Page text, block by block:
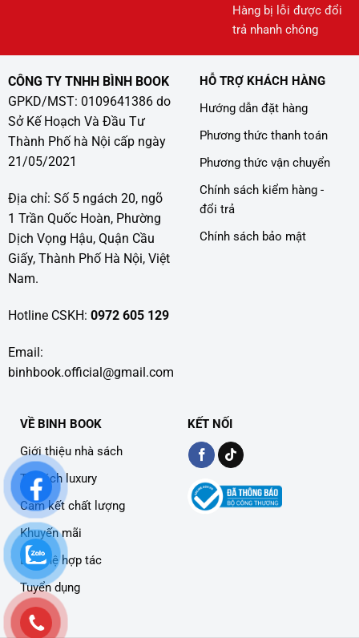
Hàng bị lỗi được đổi
trả nhanh chóng
CÔNG TY TNHH BÌNH BOOK
GPKD/MST: 0109641386 do
Sở Kế Hoạch Và Đầu Tư
Thành Phố hà Nội cấp ngày
21/05/2021
Địa chỉ: Số 5 ngách 20, ngõ
1 Trần Quốc Hoàn, Phường
Dịch Vọng Hậu, Quận Cầu
Giấy, Thành Phố Hà Nội, Việt
Nam.
Hotline CSKH: 0972 605 129
Email:
binhbook.official@gmail.com
HỖ TRỢ KHÁCH HÀNG
Hướng dẫn đặt hàng
Phương thức thanh toán
Phương thức vận chuyển
Chính sách kiểm hàng -
đổi trả
Chính sách bảo mật
VỀ BINH BOOK
Giới thiệu nhà sách
Tủ sách luxury
Cam kết chất lượng
Khuyến mãi
Liên hệ hợp tác
Tuyển dụng
KẾT NỐI